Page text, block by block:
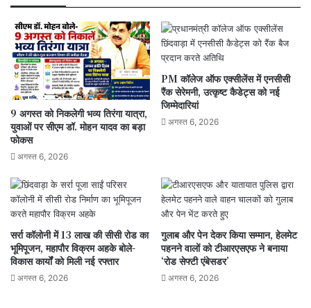
जीतू
पटवारी
का
सरकार
पर
हमला
9 अगस्त को निकलेगी भव्य तिरंगा यात्रा,
युवाओं पर सीएम डॉ. मोहन यादव का बड़ा
फोकस
अगस्त 6, 2026
PM कॉलेज ऑफ एक्सीलेंस में एनसीसी
रैंक सेरेमनी, उत्कृष्ट कैडेट्स को नई
जिम्मेदारियां
अगस्त 6, 2026
सर्रा कॉलोनी में 13 लाख की सीसी रोड का
भूमिपूजन, महापौर विक्रम अहके बोले-
विकास कार्यों को मिली नई रफ्तार
अगस्त 6, 2026
गुलाब और पेन देकर किया सम्मान, हेलमेट
पहनने वालों को टीआरएसएफ ने बनाया
‘रोड सेफ्टी एंबेसडर’
अगस्त 6, 2026